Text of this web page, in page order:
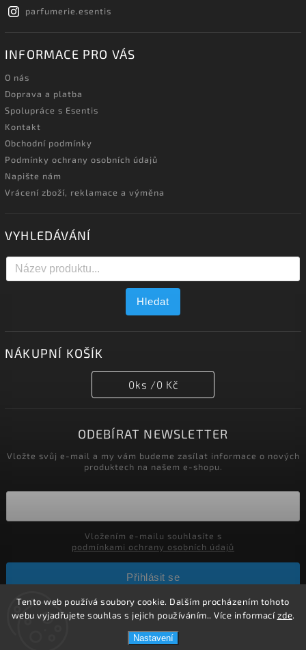
Tento web používá soubory cookie. Dalším procházením tohoto
webu vyjadřujete souhlas s jejich používáním.. Více informacízde.
Nastavení
parfumerie.esentis
INFORMACE PRO VÁS
O nás
Doprava a platba
Spolupráce s Esentis
Kontakt
Obchodní podmínky
Podmínky ochrany osobních údajů
Napište nám
Vrácení zboží, reklamace a výměna
VYHLEDÁVÁNÍ
Hledat
NÁKUPNÍ KOŠÍK
0ks /0 Kč
ODEBÍRAT NEWSLETTER
Vložte svůj e-mail a my vám budeme zasílat informace o nových
produktech na našem e-shopu.
podmínkami ochrany osobních údajů
Přihlásit se
Parfumerie Esentis. Všechna práva vyhrazena.
Shoptet| DesignShoptak.cz.